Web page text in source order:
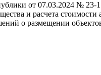
от 07.03.2024 № 23-1
и расчета
о размещении